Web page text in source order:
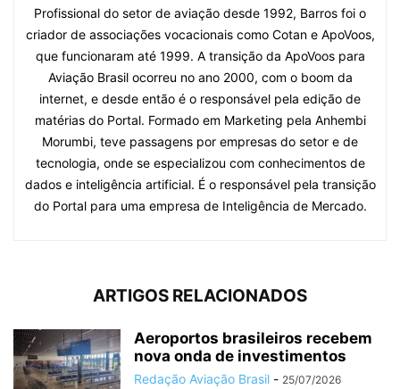
Profissional do setor de aviação desde 1992, Barros foi o
criador de associações vocacionais como Cotan e ApoVoos,
que funcionaram até 1999. A transição da ApoVoos para
Aviação Brasil ocorreu no ano 2000, com o boom da
internet, e desde então é o responsável pela edição de
matérias do Portal. Formado em Marketing pela Anhembi
Morumbi, teve passagens por empresas do setor e de
tecnologia, onde se especializou com conhecimentos de
dados e inteligência artificial. É o responsável pela transição
do Portal para uma empresa de Inteligência de Mercado.
ARTIGOS RELACIONADOS
Aeroportos brasileiros recebem
nova onda de investimentos
Redação Aviação Brasil - 25/07/2026